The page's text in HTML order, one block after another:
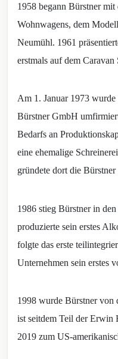
1958 begann Bürstner mit
Wohnwagens, dem
Neumühl. 1961
erstmals auf dem Caravan
Am 1. Januar 1973
Bürstner GmbH
Bedarfs an
eine ehemalige
gründete dort die
1986 stieg Bürstner in
produzierte sein erstes
folgte das erste
Unternehmen sein erstes
1998 wurde Bürstner von
ist seitdem Teil der Erwin
2019 zum US-